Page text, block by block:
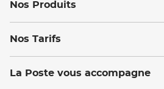
Nos Produits
Nos Tarifs
La Poste vous accompagne